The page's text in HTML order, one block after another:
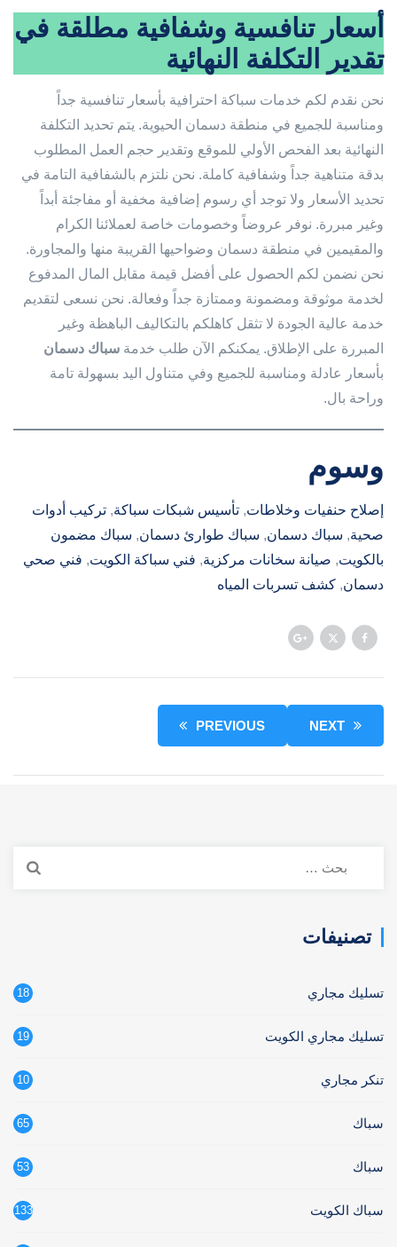
أسعار تنافسية وشفافية مطلقة في
تقدير التكلفة النهائية
نحن نقدم لكم خدمات سباكة احترافية بأسعار تنافسية جداً
ومناسبة للجميع في منطقة دسمان الحيوية. يتم تحديد التكلفة
النهائية بعد الفحص الأولي للموقع وتقدير حجم العمل المطلوب
بدقة متناهية جداً وشفافية كاملة. نحن نلتزم بالشفافية التامة في
تحديد الأسعار ولا توجد أي رسوم إضافية مخفية أو مفاجئة أبداً
وغير مبررة. نوفر عروضاً وخصومات خاصة لعملائنا الكرام
والمقيمين في منطقة دسمان وضواحيها القريبة منها والمجاورة.
نحن نضمن لكم الحصول على أفضل قيمة مقابل المال المدفوع
لخدمة موثوقة ومضمونة وممتازة جداً وفعالة. نحن نسعى لتقديم
خدمة عالية الجودة لا تثقل كاهلكم بالتكاليف الباهظة وغير
المبررة على الإطلاق. يمكنكم الآن طلب خدمة سباك دسمان
بأسعار عادلة ومناسبة للجميع وفي متناول اليد بسهولة تامة
وراحة بال.
وسوم
إصلاح حنفيات وخلاطات, تأسيس شبكات سباكة, تركيب أدوات
صحية, سباك دسمان, سباك طوارئ دسمان, سباك مضمون
بالكويت, صيانة سخانات مركزية, فني سباكة الكويت, فني صحي
دسمان, كشف تسربات المياه
PREVIOUS NEXT
تصنيفات
تسليك مجاري 18
تسليك مجاري الكويت 19
تنكر مجاري 10
سباك 65
سباك 53
سباك الكويت 133